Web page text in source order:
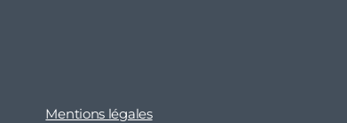
Mentions légales